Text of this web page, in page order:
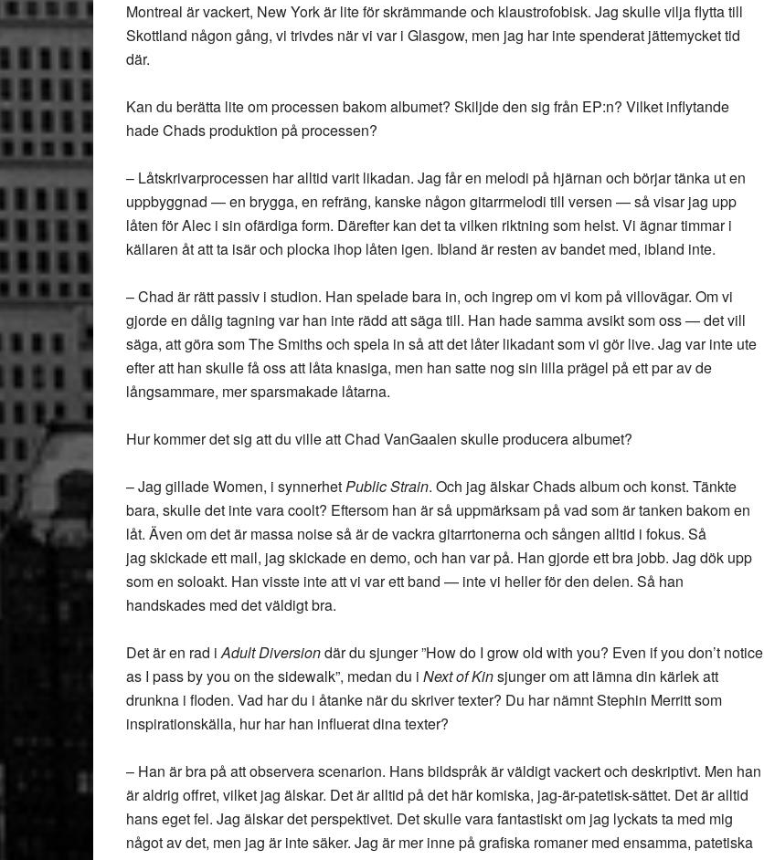
Montreal är vackert, New York är lite för skrämmande och klaustrofobisk. Jag skulle vilja flytta till
Skottland någon gång, vi trivdes när vi var i Glasgow, men jag har inte spenderat jättemycket tid
där.
Kan du berätta lite om processen bakom albumet? Skiljde den sig från EP:n? Vilket inflytande
hade Chads produktion på processen?
– Låtskrivarprocessen har alltid varit likadan. Jag får en melodi på hjärnan och börjar tänka ut en
uppbyggnad — en brygga, en refräng, kanske någon gitarrmelodi till versen — så visar jag upp
låten för Alec i sin ofärdiga form. Därefter kan det ta vilken riktning som helst. Vi ägnar timmar i
källaren åt att ta isär och plocka ihop låten igen. Ibland är resten av bandet med, ibland inte.
– Chad är rätt passiv i studion. Han spelade bara in, och ingrep om vi kom på villovägar. Om vi
gjorde en dålig tagning var han inte rädd att säga till. Han hade samma avsikt som oss — det vill
säga, att göra som The Smiths och spela in så att det låter likadant som vi gör live. Jag var inte ute
efter att han skulle få oss att låta knasiga, men han satte nog sin lilla prägel på ett par av de
långsammare, mer sparsmakade låtarna.
Hur kommer det sig att du ville att Chad VanGaalen skulle producera albumet?
– Jag gillade Women, i synnerhetPublic Strain. Och jag älskar Chads album och konst. Tänkte
bara, skulle det inte vara coolt? Eftersom han är så uppmärksam på vad som är tanken bakom en
låt. Även om det är massa noise så är de vackra gitarrtonerna och sången alltid i fokus. Så
jag skickade ett mail, jag skickade en demo, och han var på. Han gjorde ett bra jobb. Jag dök upp
som en soloakt. Han visste inte att vi var ett band — inte vi heller för den delen. Så han
handskades med det väldigt bra.
Det är en rad iAdult Diversiondär du sjunger ”How do I grow old with you? Even if you don’t notice
as I pass by you on the sidewalk”, medan du i Next of Kinsjunger om att lämna din kärlek att
drunkna i floden. Vad har du i åtanke när du skriver texter? Du har nämnt Stephin Merritt som
inspirationskälla, hur har han influerat dina texter?
– Han är bra på att observera scenarion. Hans bildspråk är väldigt vackert och deskriptivt. Men han
är aldrig offret, vilket jag älskar. Det är alltid på det här komiska, jag-är-patetisk-sättet. Det är alltid
hans eget fel. Jag älskar det perspektivet. Det skulle vara fantastiskt om jag lyckats ta med mig
något av det, men jag är inte säker. Jag är mer inne på grafiska romaner med ensamma, patetiska